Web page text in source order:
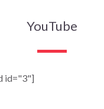
YouTube
id="3"]